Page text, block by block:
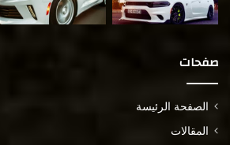
صفحات
الصفحة الرئيسة
المقالات